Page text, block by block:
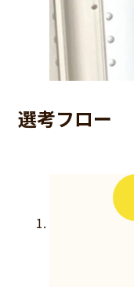
選考フロー